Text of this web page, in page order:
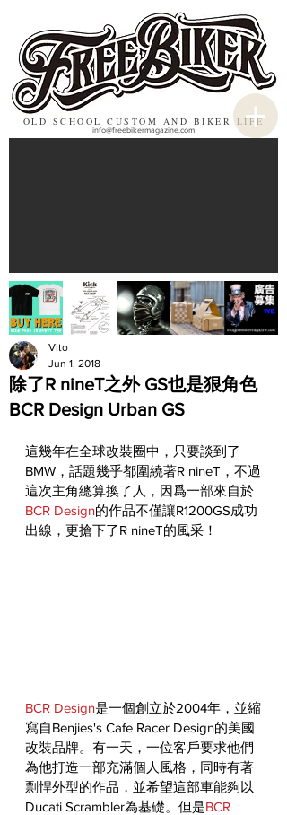
OLD SCHOOL CUSTOM AND BIKER LIFE
info@freebikermagazine.com
除了R nineT之外 GS也是狠角色
BCR Design Urban GS
Vito
Jun 1, 2018
這幾年在全球改裝圈中，只要談到了
BMW，話題幾乎都圍繞著R nineT，不過
這次主角總算換了人，因爲一部來自於
BCR Design的作品不僅讓R1200GS成功
出線，更搶下了R nineT的風采！
BCR Design是一個創立於2004年，並縮
寫自Benjies's Cafe Racer Design的美國
改裝品牌。有一天，一位客戶要求他們
為他打造一部充滿個人風格，同時有著
剽悍外型的作品，並希望這部車能夠以
Ducati Scrambler為基礎。但是BCR